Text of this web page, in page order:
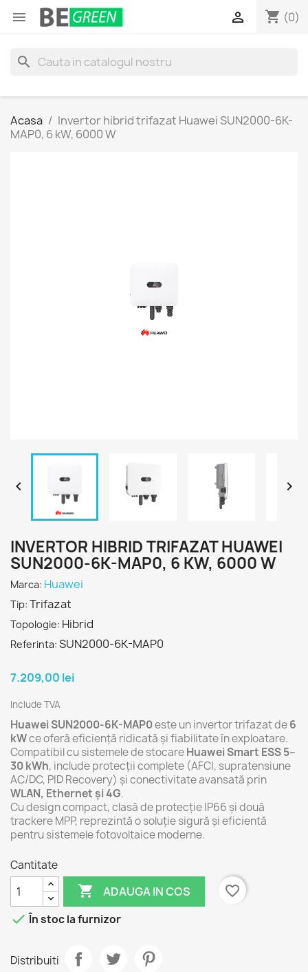
 shopping_cart (0)

search
Acasa
Invertor hibrid trifazat Huawei SUN2000-6K-
MAP0, 6 kW, 6000 W
 
INVERTOR HIBRID TRIFAZAT HUAWEI
SUN2000-6K-MAP0, 6 KW, 6000 W
Marca: Huawei
Tip: Trifazat
Topologie: Hibrid
Referinta: SUN2000-6K-MAP0
7.209,00 lei
Include TVA
Huawei SUN2000-6K-MAP0este un invertor trifazat de6
kWce oferă eficiență ridicată și fiabilitate în exploatare.
Compatibil cu sistemele de stocareHuawei Smart ESS 5–
30 kWh, include protecții complete (AFCI, supratensiune
AC/DC, PID Recovery) și conectivitate avansată prin
WLAN, Ethernet și 4G.
Cu design compact, clasă de protecție IP66 și două
trackere MPP, reprezintă o soluție sigură și eficientă
pentru sistemele fotovoltaice moderne.
Cantitate
 ADAUGA IN COS
favorite_border
 În stoc la furnizor
Distribuiti